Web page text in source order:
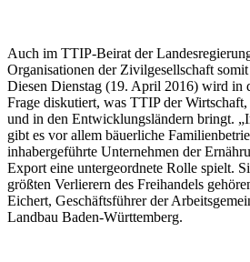
Auch im TTIP-Beirat der
Organisationen der Zivilgesellschaft
Diesen Dienstag (19. April 2016) wird in
Frage diskutiert, was TTIP der
und in den Entwicklungsländern bringt.
gibt es vor allem bäuerliche
inhabergeführte Unternehmen der
Export eine untergeordnete Rolle spielt.
größten Verlierern des Freihandels
Eichert, Geschäftsführer der
Landbau Baden-Württemberg.